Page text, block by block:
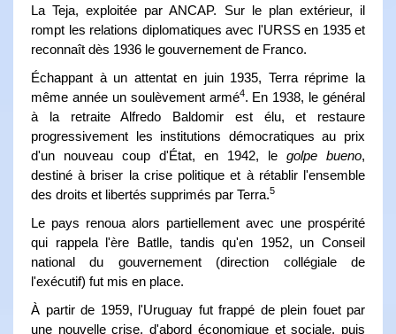
La Teja, exploitée par ANCAP. Sur le plan extérieur, il
rompt les relations diplomatiques avec l'URSS en 1935 et
reconnaît dès 1936 le gouvernement de Franco.
Échappant à un attentat en juin 1935, Terra réprime la
même année un soulèvement armé4. En 1938, le général
à la retraite Alfredo Baldomir est élu, et restaure
progressivement les institutions démocratiques au prix
d'un nouveau coup d'État, en 1942, le golpe bueno,
destiné à briser la crise politique et à rétablir l'ensemble
des droits et libertés supprimés par Terra.5
Le pays renoua alors partiellement avec une prospérité
qui rappela l'ère Batlle, tandis qu'en 1952, un Conseil
national du gouvernement (direction collégiale de
l'exécutif) fut mis en place.
À partir de 1959, l'Uruguay fut frappé de plein fouet par
une nouvelle crise, d'abord économique et sociale, puis